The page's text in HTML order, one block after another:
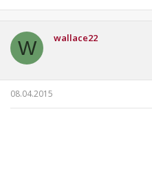
W wallace22
08.04.2015